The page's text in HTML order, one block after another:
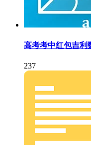
高考考中红包吉利
237